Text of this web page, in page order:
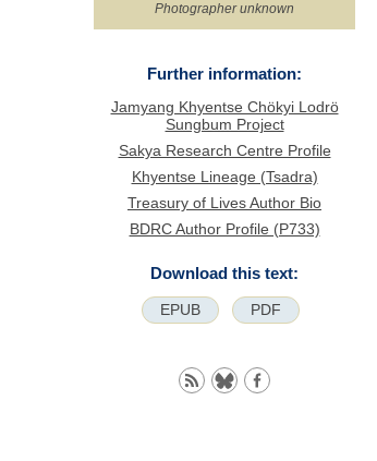
Photographer unknown
Further information:
Jamyang Khyentse Chökyi Lodrö
Sungbum Project
Sakya Research Centre Profile
Khyentse Lineage (Tsadra)
Treasury of Lives Author Bio
BDRC Author Profile (P733)
Download this text:
EPUB PDF